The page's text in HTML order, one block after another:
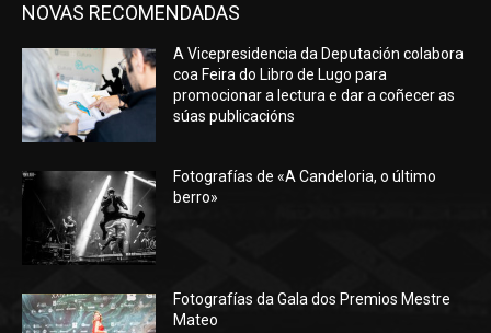
NOVAS RECOMENDADAS
A Vicepresidencia da Deputación colabora
coa Feira do Libro de Lugo para
promocionar a lectura e dar a coñecer as
súas publicacións
Fotografías de «A Candeloria, o último
berro»
Fotografías da Gala dos Premios Mestre
Mateo